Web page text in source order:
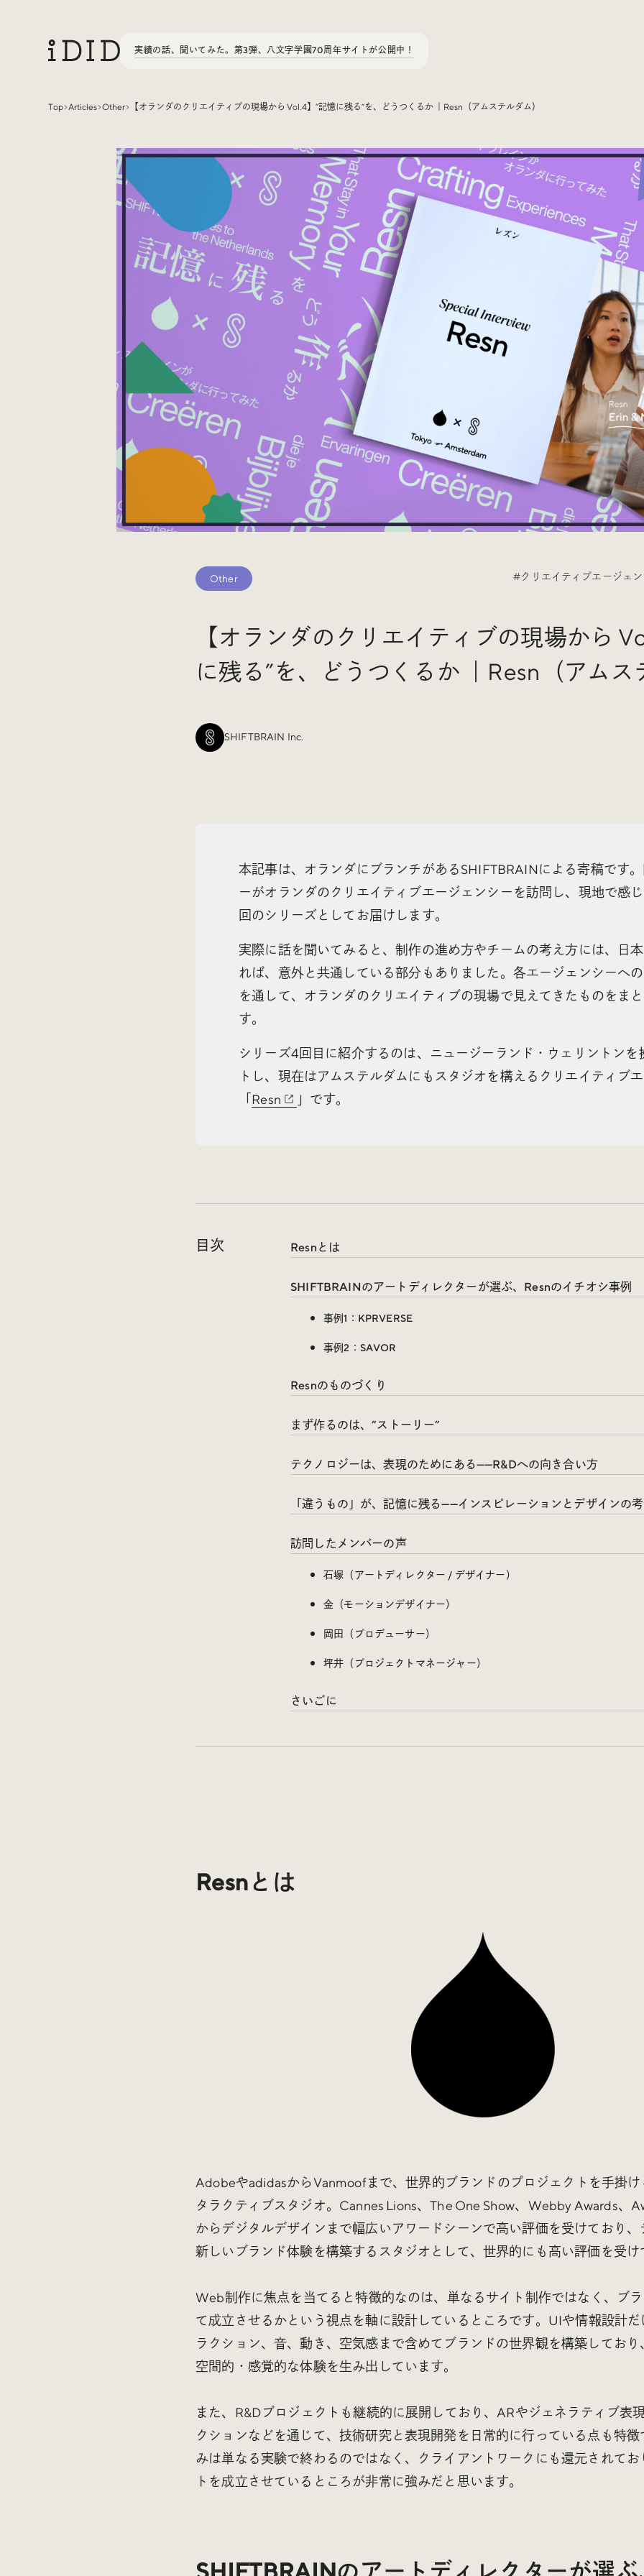
実績の話、聞いてみた。第3弾、八文字学園70周年サイトが公開中！
Articles
インタビュー
今月の気になるサイト
特集
イベント
そのほか
Today’s Bookmark
今日のブクマ
iDIDメディア編集部メンバーが見つけた気になるあれこれ
を、ほぼ毎日1つずつ紹介しています。
Radio
クリエイティブ業界のニュースやイベント情報、 今週話題
になったサイトなどを30分でお届けします。
News Contact
Top Articles Other 【オランダのクリエイティブの現場から Vol.4】”記憶に残る”を、どうつくるか ｜Resn（アムステルダム）
Other #クリエイティブエージェ
【オランダのクリエイティブの現場から
に残る”を、どうつくるか ｜Resn（アムス
SHIFTBRAIN Inc.
本記事は、オランダにブランチがあるSHIFTBRAINによる寄稿です
ーがオランダのクリエイティブエージェンシーを訪問し、現地で感
回のシリーズとしてお届けします。
実際に話を聞いてみると、制作の進め方やチームの考え方には、日
れば、意外と共通している部分もありました。各エージェンシーへ
を通して、オランダのクリエイティブの現場で見えてきたものをま
す。
シリーズ4回目に紹介するのは、ニュージーランド・ウェリントンを
トし、現在はアムステルダムにもスタジオを構えるクリエイティブ
「 Resn 」です。
目次 Resnとは
SHIFTBRAINのアートディレクターが選ぶ、Resnのイチオシ事例
事例1：KPRVERSE
事例2：SAVOR
Resnのものづくり
まず作るのは、”ストーリー”
テクノロジーは、表現のためにある——R&Dへの向き合い方
「違うもの」が、記憶に残る——インスピレーションとデザインの
訪問したメンバーの声
石塚（アートディレクター / デザイナー）
金（モーションデザイナー）
岡田（プロデューサー）
坪井（プロジェクトマネージャー）
さいごに
Resnとは
AdobeやadidasからVanmoofまで、世界的ブランドのプロジェクトを手掛
タラクティブスタジオ。Cannes Lions、The One Show、Webby Awards、
からデジタルデザインまで幅広いアワードシーンで高い評価を受けており
新しいブランド体験を構築するスタジオとして、世界的にも高い評価を受け
Web制作に焦点を当てると特徴的なのは、単なるサイト制作ではなく、ブ
て成立させるかという視点を軸に設計しているところです。UIや情報設計
ラクション、音、動き、空気感まで含めてブランドの世界観を構築してお
空間的・感覚的な体験を生み出しています。
また、R&Dプロジェクトも継続的に展開しており、ARやジェネラティブ表
クションなどを通じて、技術研究と表現開発を日常的に行っている点も特
みは単なる実験で終わるのではなく、クライアントワークにも還元されて
トを成立させているところが非常に強みだと思います。